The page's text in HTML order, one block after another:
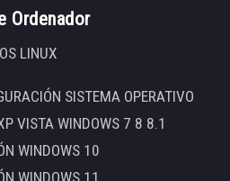
Ordenador
LINUX
SISTEMA OPERATIVO
VISTA WINDOWS 7 8 8.1
WINDOWS 10
WINDOWS 11